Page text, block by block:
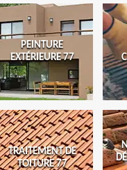
PEINTURE
EXTÉRIEURE 77
TRAITEMENT DE
TOITURE 77